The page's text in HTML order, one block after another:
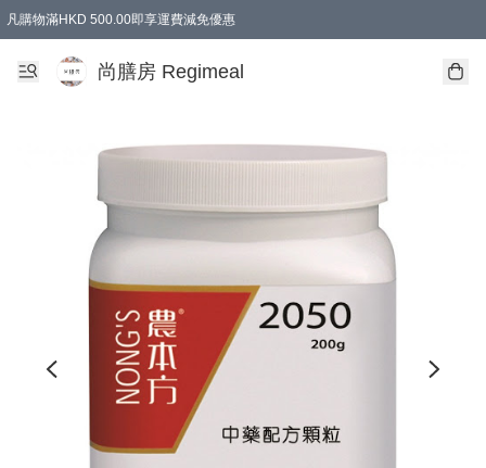
凡購物滿HKD 500.00即享運費減免優惠
尚膳房 Regimeal